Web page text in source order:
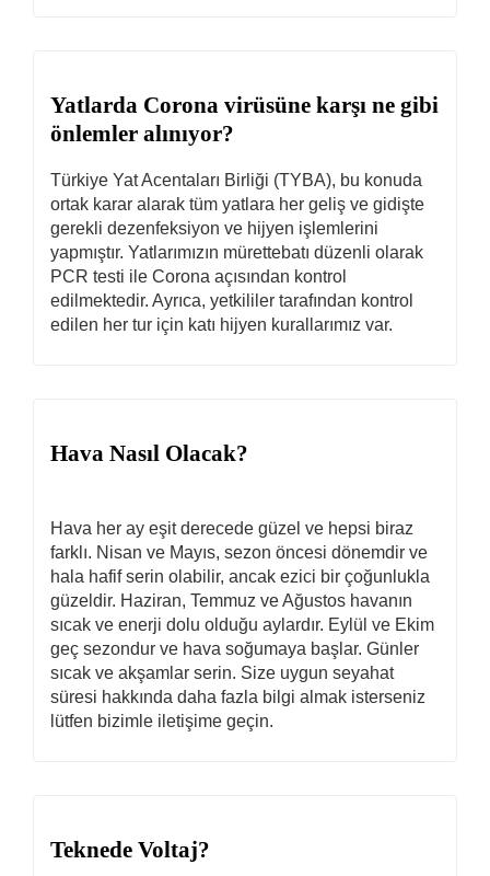
Yatlarda Corona virüsüne karşı ne gibi
önlemler alınıyor?
Türkiye Yat Acentaları Birliği (TYBA), bu konuda
ortak karar alarak tüm yatlara her geliş ve gidişte
gerekli dezenfeksiyon ve hijyen işlemlerini
yapmıştır. Yatlarımızın mürettebatı düzenli olarak
PCR testi ile Corona açısından kontrol
edilmektedir. Ayrıca, yetkililer tarafından kontrol
edilen her tur için katı hijyen kurallarımız var.
Hava Nasıl Olacak?
Hava her ay eşit derecede güzel ve hepsi biraz
farklı. Nisan ve Mayıs, sezon öncesi dönemdir ve
hala hafif serin olabilir, ancak ezici bir çoğunlukla
güzeldir. Haziran, Temmuz ve Ağustos havanın
sıcak ve enerji dolu olduğu aylardır. Eylül ve Ekim
geç sezondur ve hava soğumaya başlar. Günler
sıcak ve akşamlar serin. Size uygun seyahat
süresi hakkında daha fazla bilgi almak isterseniz
lütfen bizimle iletişime geçin.
Teknede Voltaj?